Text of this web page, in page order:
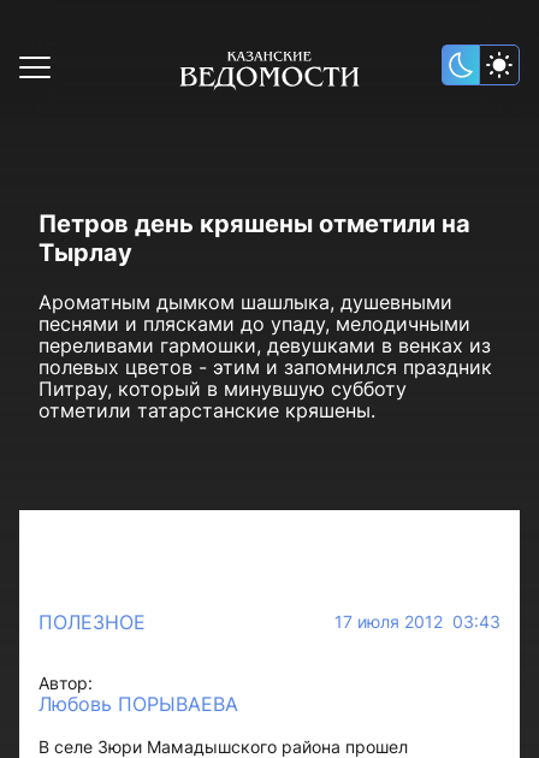
Петров день кряшены отметили на
Тырлау
Ароматным дымком шашлыка, душевными
песнями и плясками до упаду, мелодичными
переливами гармошки, девушками в венках из
полевых цветов - этим и запомнился праздник
Питрау, который в минувшую субботу
отметили татарстанские кряшены.
ПОЛЕЗНОЕ 17 июля 2012 03:43
Автор:
Любовь ПОРЫВАЕВА
В селе Зюри Мамадышского района прошел